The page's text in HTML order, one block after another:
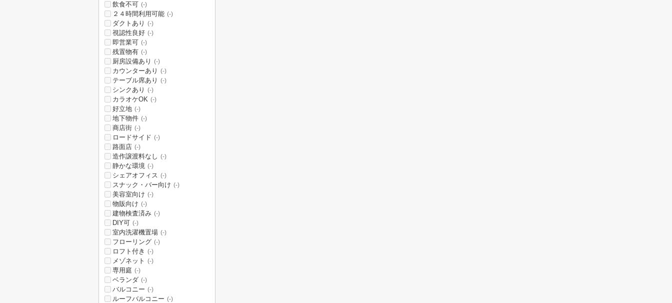
飲食不可 (-)
２４時間利用可能 (-)
ダクトあり (-)
視認性良好 (-)
即営業可 (-)
残置物有 (-)
厨房設備あり (-)
カウンターあり (-)
テーブル席あり (-)
シンクあり (-)
カラオケOK (-)
好立地 (-)
地下物件 (-)
商店街 (-)
ロードサイド (-)
路面店 (-)
造作譲渡料なし (-)
静かな環境 (-)
シェアオフィス (-)
スナック・バー向け (-)
美容室向け (-)
物販向け (-)
建物検査済み (-)
DIY可 (-)
室内洗濯機置場 (-)
フローリング (-)
ロフト付き (-)
メゾネット (-)
専用庭 (-)
ベランダ (-)
バルコニー (-)
ルーフバルコニー (-)